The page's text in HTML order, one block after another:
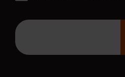
E
p